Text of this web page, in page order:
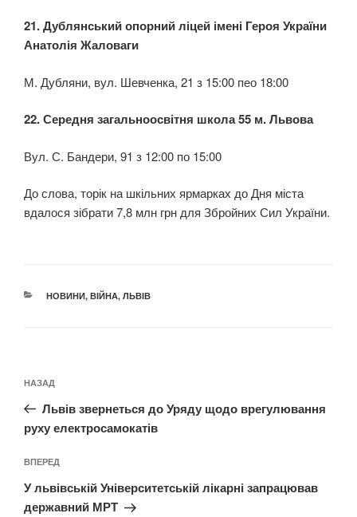
21. Дублянський опорний ліцей імені Героя України
Анатолія Жаловаги
М. Дубляни, вул. Шевченка, 21 з 15:00 пео 18:00
22. Середня загальноосвітня школа 55 м. Львова
Вул. С. Бандери, 91 з 12:00 по 15:00
До слова, торік на шкільних ярмарках до Дня міста
вдалося зібрати 7,8 млн грн для Збройних Сил України.
КАТЕГОРІЇ
НОВИНИ, ВІЙНА, ЛЬВІВ
записів
Попередній
запис:
НАЗАД
Львів звернеться до Уряду щодо врегулювання
руху електросамокатів
Наступний
запис
ВПЕРЕД
У львівській Університетській лікарні запрацював
державний МРТ